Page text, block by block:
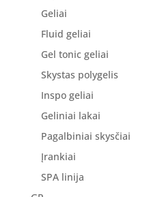
Geliai
Fluid geliai
Gel tonic geliai
Skystas polygelis
Inspo geliai
Geliniai lakai
Pagalbiniai skysčiai
Įrankiai
SPA linija